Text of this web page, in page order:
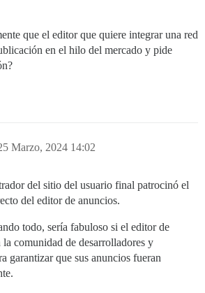
que el editor que quiere integrar una red
en el hilo del mercado y pide
Marzo, 2024 14:02
del sitio del usuario final patrocinó el
del editor de anuncios.
todo, sería fabuloso si el editor de
comunidad de desarrolladores y
garantizar que sus anuncios fueran